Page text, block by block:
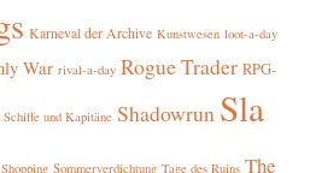
Karneval der Archive Kunstwesen loot-a-day
War rival-a-day Rogue Trader RPG-
Schiffe und Kapitäne Shadowrun Sla
Sommerverdichtung Tage des Ruins The